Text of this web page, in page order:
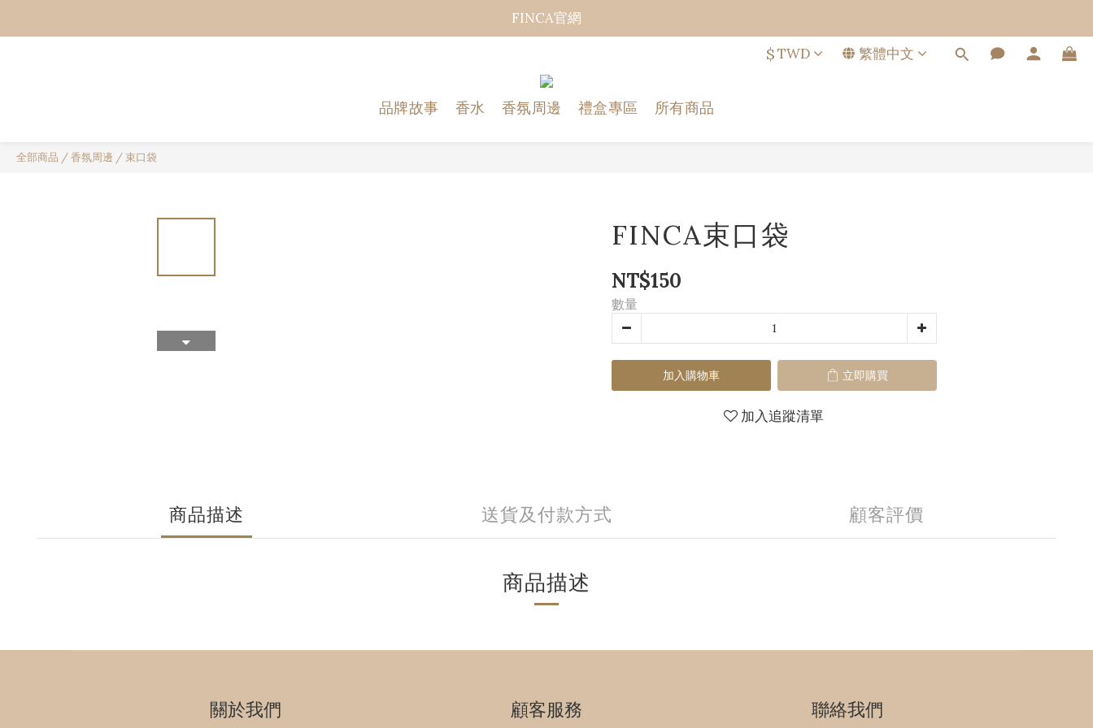
FINCA官網
$TWD 繁體中文
品牌故事 香水 香氛周邊 禮盒專區 所有商品
全部商品 /香氛周邊 / 束口袋
FINCA束口袋
NT$150
數量
加入購物車 立即購買
加入追蹤清單
商品描述 送貨及付款方式 顧客評價
商品描述
關於我們 顧客服務 聯絡我們